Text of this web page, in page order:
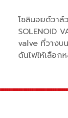
โซลินอยด์วาล์
SOLENOID
valve ที่วางบ
ดันไฟให้เลือก